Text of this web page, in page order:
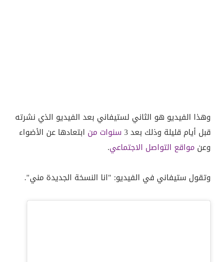
وهذا الفيديو هو الثاني لستيفاني بعد الفيديو الذي نشرته
قبل أيام قليلة وذلك بعد 3
سنوات من ابتعادها عن الأضواء
وعنمواقع التواصل الاجتماعي.
وتقول ستيفاني في الفيديو: "انا النسخة الجديدة مني".